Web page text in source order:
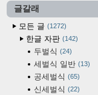
글갈래
모든 글
1272
한글 자판 142
두벌식 24
세벌식 일반 13
공세벌식 65
신세벌식 22